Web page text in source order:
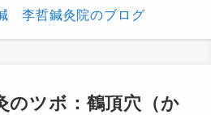
のツボ：鶴頂穴（か